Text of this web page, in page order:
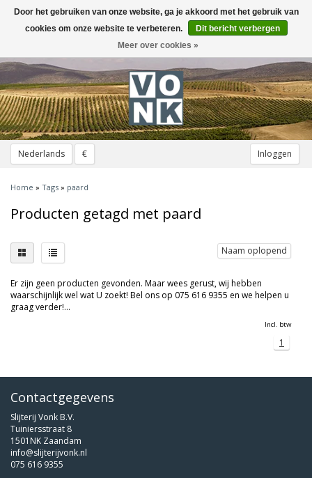
Nederlands € Inloggen
Toggle
navigation
Home » Tags » paard
Producten getagd met paard
Naam oplopend
Er zijn geen producten gevonden. Maar wees gerust, wij hebben
waarschijnlijk wel wat U zoekt! Bel ons op 075 616 9355 en we helpen u
graag verder!...
Incl. btw
1
Contactgegevens
Slijterij Vonk B.V.
Tuiniersstraat 8
1501NK Zaandam
info@slijterijvonk.nl
075 616 9355
Door het gebruiken van onze website, ga je akkoord met het gebruik van
cookies om onze website te verbeteren.
Dit bericht verbergen
Meer over cookies »